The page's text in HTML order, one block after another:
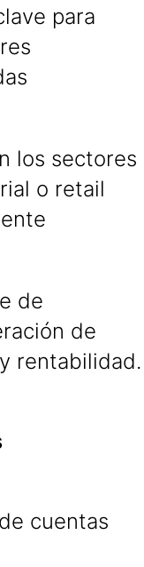
para
los sectores
o retail
de
de
rentabilidad.
cuentas